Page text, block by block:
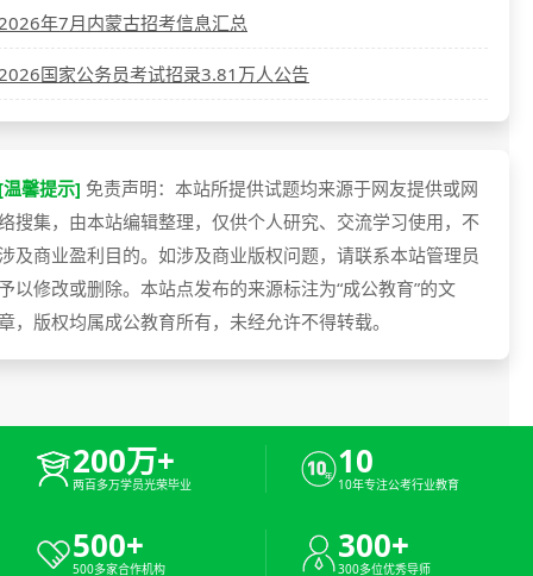
年7月内蒙古招考信息汇总
国家公务员考试招录3.81万人公告
馨提示] 免责声明：本站所提供试题均来源于网友提供或网
搜集，由本站编辑整理，仅供个人研究、交流学习使用，不
及商业盈利目的。如涉及商业版权问题，请联系本站管理员
以修改或删除。本站点发布的来源标注为“成公教育”的文
，版权均属成公教育所有，未经允许不得转载。
200万+
两百多万学员光荣毕业
10
10年专注公考行业教育
500+
500多家合作机构
300+
300多位优秀导师